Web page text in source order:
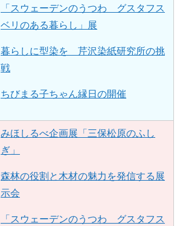
「スウェーデンのうつわ グスタフス
ベリのある暮らし」展
暮らしに型染を 芹沢染紙研究所の挑
戦
ちびまる子ちゃん縁日の開催
みほしるべ企画展「三保松原のふし
ぎ」
森林の役割と木材の魅力を発信する展
示会
「スウェーデンのうつわ グスタフス